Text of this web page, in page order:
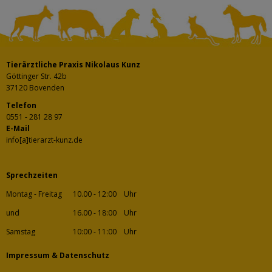
Tierärztliche Praxis Nikolaus Kunz
Göttinger Str. 42b
37120 Bovenden
Telefon
0551 - 281 28 97
E-Mail
info[a]tierarzt-kunz.de
Sprechzeiten
Montag - Freitag
10.00 - 12:00
Uhr
und
16.00 - 18:00
Uhr
Samstag
10:00 - 11:00 Uhr
Impressum & Datenschutz